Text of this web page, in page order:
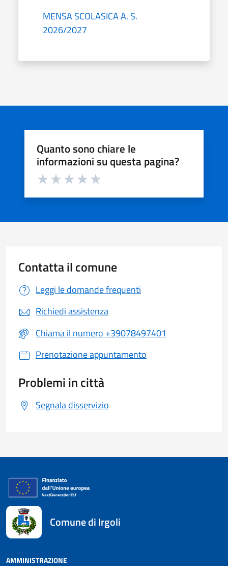
MENSA SCOLASICA A. S.
2026/2027
Quanto sono chiare le
informazioni su questa pagina?
Valuta da 1 a 5 stelle la pagina
Contatta il comune
Leggi le domande frequenti
Richiedi assistenza
Chiama il numero +39078497401
Prenotazione appuntamento
Problemi in città
Segnala disservizio
Comune di Irgoli
AMMINISTRAZIONE